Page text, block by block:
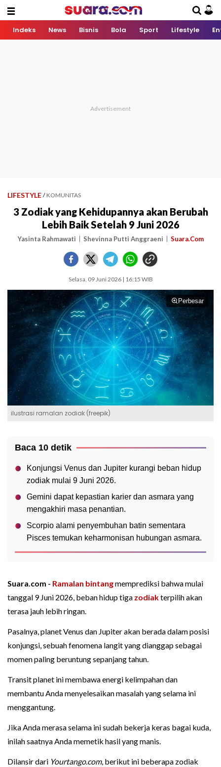
Indeks News Bisnis Bola Sport Lifestyle
LIFESTYLE / KOMUNITAS
3 Zodiak yang Kehidupannya akan Berubah
Lebih Baik Setelah 9 Juni 2026
Yasinta Rahmawati Shevinna Putti Anggraeni Suara.Com
Selasa, 09 Juni 2026 | 16:15 WIB
Perbesar
ilustrasi ramalan zodiak (freepik)
Baca 10 detik
Konjungsi Venus dan Jupiter kurangi beban hidup
zodiak mulai 9 Juni 2026.
Gemini dapat kepastian karier dan asmara yang
mengakhiri masa penantian.
Scorpio alami penyembuhan batin sementara
Pisces temukan keharmonisan hubungan asmara.
Suara.com - Ramalan bintangmemprediksi bahwa mulai
tanggal 9 Juni 2026, beban hidup tiga zodiakterpilih akan
terasa jauh lebih ringan.
Pasalnya, planet Venus dan Jupiter akan berada dalam posisi
konjungsi, sebuah fenomena langit yang dianggap sebagai
momen paling beruntung sepanjang tahun.
Transit planet ini membawa energi kelimpahan dan
membantu Anda menyelesaikan masalah yang selama ini
menggantung.
Jika Anda merasa selama ini sudah bekerja keras bagai kuda,
inilah saatnya Anda memetik hasil yang manis.
Dilansir dari Yourtango.com, berikut ini beberapa zodiak